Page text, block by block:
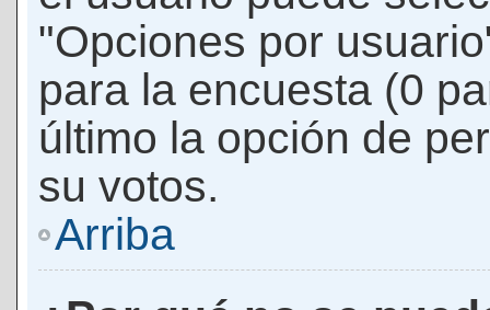
"Opciones por
para la encuesta (0
último la opción de
su votos.
Arriba